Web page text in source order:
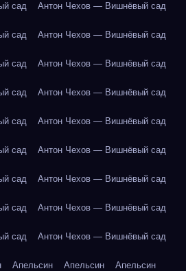
сад Антон Чехов — Вишнёвый сад
сад Антон Чехов — Вишнёвый сад
сад Антон Чехов — Вишнёвый сад
сад Антон Чехов — Вишнёвый сад
сад Антон Чехов — Вишнёвый сад
сад Антон Чехов — Вишнёвый сад
сад Антон Чехов — Вишнёвый сад
сад Антон Чехов — Вишнёвый сад
сад Антон Чехов — Вишнёвый сад
Апельсин Апельсин Апельсин